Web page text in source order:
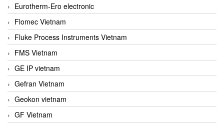
Eurotherm-Ero electronic
Flomec Vietnam
Fluke Process Instruments Vietnam
FMS Vietnam
GE IP vietnam
Gefran Vietnam
Geokon vietnam
GF Vietnam